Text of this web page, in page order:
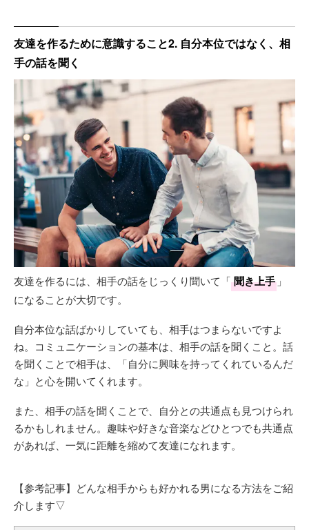
友達を作るために意識すること2. 自分本位ではなく、相
手の話を聞く
友達を作るには、相手の話をじっくり聞いて「 聞き上手 」
になることが大切です。
自分本位な話ばかりしていても、相手はつまらないですよ
ね。コミュニケーションの基本は、相手の話を聞くこと。話
を聞くことで相手は、「自分に興味を持ってくれているんだ
な」と心を開いてくれます。
また、相手の話を聞くことで、自分との共通点も見つけられ
るかもしれません。趣味や好きな音楽などひとつでも共通点
があれば、一気に距離を縮めて友達になれます。
【参考記事】どんな相手からも好かれる男になる方法をご紹
介します▽